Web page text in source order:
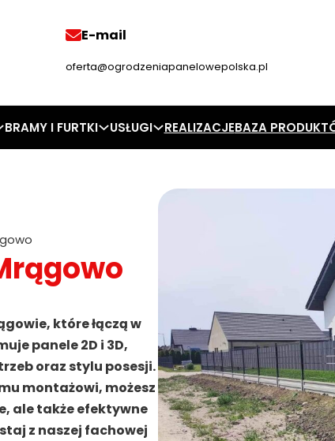
E-mail
oferta@ogrodzeniapanelowepolska.pl
BRAMY I FURTKI USŁUGI REALIZACJEBAZA
które łączą w
panele 2D i 3D,
oraz stylu posesji.
montażowi, możesz
ale także efektywne
z naszej fachowej